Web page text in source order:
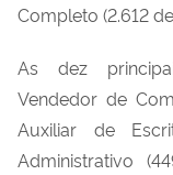
Completo (2.612
As dez
Vendedor de
Auxiliar de
Administrativo